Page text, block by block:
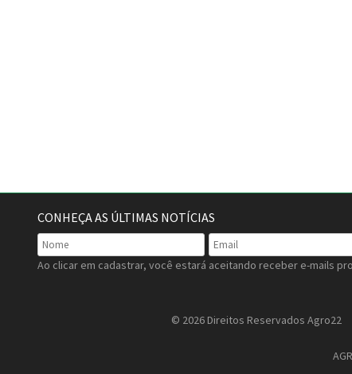
CONHEÇA AS ÚLTIMAS NOTÍCIAS
Ao clicar em cadastrar, você estará aceitando receber e-mails
© 2026 Direitos Reservados Agro22